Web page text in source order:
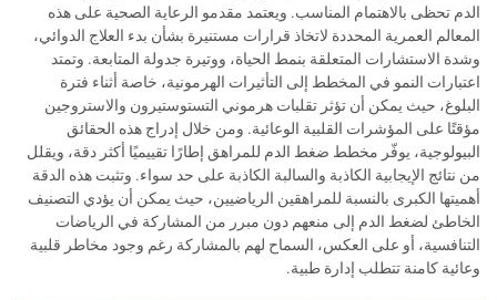
الدم تحظى بالاهتمام المناسب. ويعتمد مقدمو الرعاية الصحية على هذه
المعالم العمرية المحددة لاتخاذ قرارات مستنيرة بشأن بدء العلاج الدوائي،
وشدة الاستشارات المتعلقة بنمط الحياة، ووتيرة جدولة المتابعة. وتمتد
اعتبارات النمو في المخطط إلى التأثيرات الهرمونية، خاصة أثناء فترة
البلوغ، حيث يمكن أن تؤثر تقلبات هرموني التستوستيرون والاستروجين
مؤقتًا على المؤشرات القلبية الوعائية. ومن خلال إدراج هذه الحقائق
البيولوجية، يوفّر مخطط ضغط الدم للمراهق إطارًا تقييميًا أكثر دقة، ويقلل
من نتائج الإيجابية الكاذبة والسالبة الكاذبة على حد سواء. وتثبت هذه الدقة
أهميتها الكبرى بالنسبة للمراهقين الرياضيين، حيث يمكن أن يؤدي التصنيف
الخاطئ لضغط الدم إلى منعهم دون مبرر من المشاركة في الرياضات
التنافسية، أو على العكس، السماح لهم بالمشاركة رغم وجود مخاطر قلبية
وعائية كامنة تتطلب إدارة طبية.